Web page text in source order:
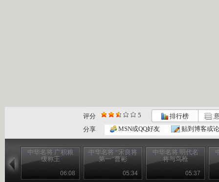
评分 5 排行榜
分享
MSN或QQ好友 贴到博客或
中华名将 广积粮
缓称王
06:08
中华名将 “宋良将
第一”曹彬
05:34
中华名将 明代名
将与鸟枪
05:37